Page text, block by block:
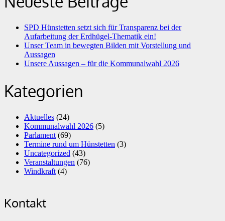
SPD Hünstetten setzt sich für Transparenz bei der
Aufarbeitung der Erdhügel-Thematik ein!
Unser Team in bewegten Bilden mit Vorstellung und
Aussagen
Unsere Aussagen – für die Kommunalwahl 2026
Kategorien
Aktuelles (24)
Kommunalwahl 2026 (5)
Parlament (69)
Termine rund um Hünstetten (3)
Uncategorized (43)
Veranstaltungen (76)
Windkraft (4)
Kontakt